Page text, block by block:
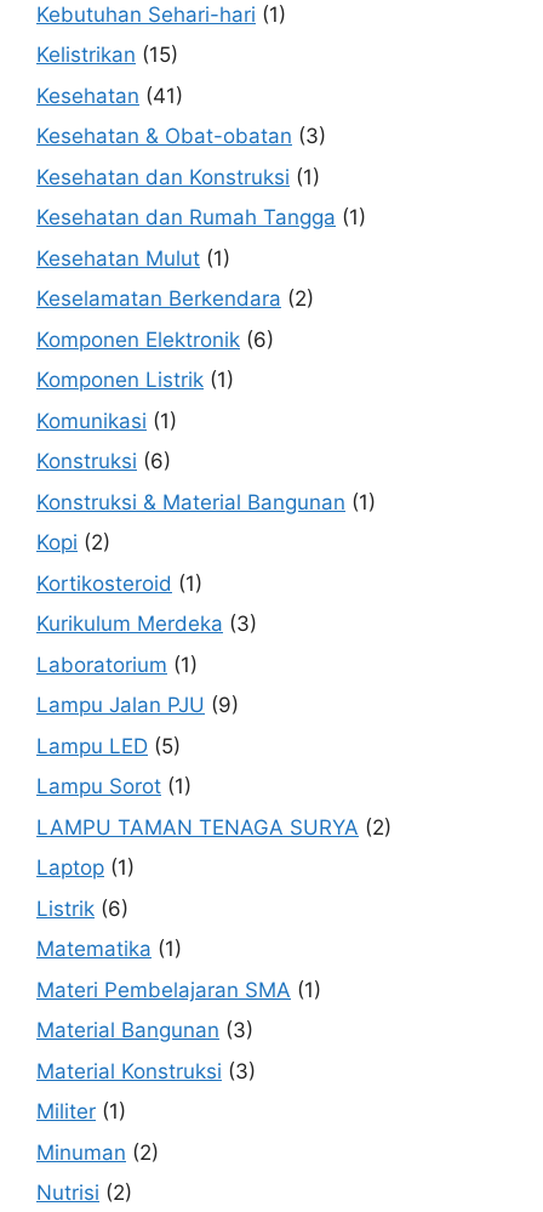
Kebutuhan Sehari-hari (1)
Kelistrikan (15)
Kesehatan (41)
Kesehatan & Obat-obatan (3)
Kesehatan dan Konstruksi (1)
Kesehatan dan Rumah Tangga (1)
Kesehatan Mulut (1)
Keselamatan Berkendara (2)
Komponen Elektronik (6)
Komponen Listrik (1)
Komunikasi (1)
Konstruksi (6)
Konstruksi & Material Bangunan (1)
Kopi (2)
Kortikosteroid (1)
Kurikulum Merdeka (3)
Laboratorium (1)
Lampu Jalan PJU (9)
Lampu LED (5)
Lampu Sorot (1)
LAMPU TAMAN TENAGA SURYA (2)
Laptop (1)
Listrik (6)
Matematika (1)
Materi Pembelajaran SMA (1)
Material Bangunan (3)
Material Konstruksi (3)
Militer (1)
Minuman (2)
Nutrisi (2)